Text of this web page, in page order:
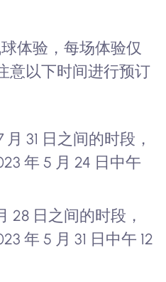
体验，每场体验仅
意以下时间进行预订
31 日之间的时段，
年 5 月 24 日中午
28 日之间的时段，
年 5 月 31 日中午 12